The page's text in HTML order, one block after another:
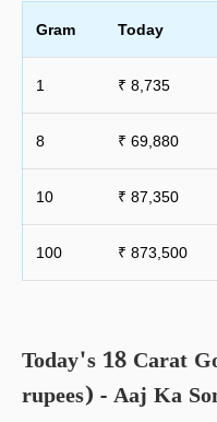
Gram Today
1 ₹ 8,735
8 ₹ 69,880
10 ₹ 87,350
100 ₹ 873,500
Today's 18 Carat
rupees) - Aaj Ka